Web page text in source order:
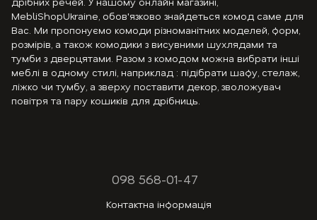
MebliShopUkraine, обов'язково знайдеться комод саме для
Вас. Ми пропонуємо комоди різноманітних моделей, форм,
розмірів, а також комодики з висувними шухлядами та
тумби з дверцятами. Разом з комодом можна вибрати інші
меблі в одному стилі, наприклад : підібрати шафу, стелаж,
ліжко чи тумбу, а зверху поставити декор, зволожувач
повітря та пару кошиків для дрібниць.
098 568-01-47
Контактна інформація